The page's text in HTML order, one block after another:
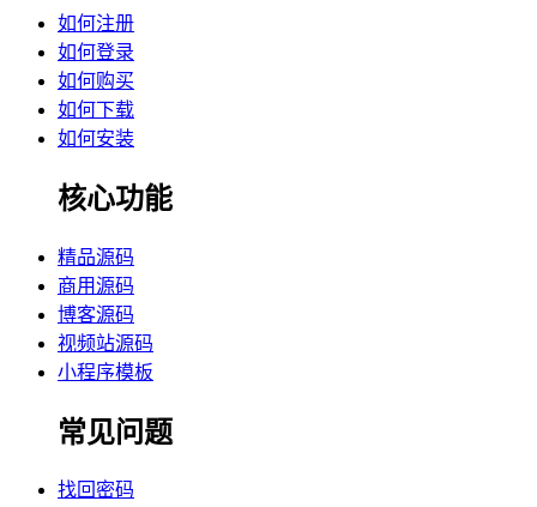
如何注册
如何登录
如何购买
如何下载
如何安装
核心功能
精品源码
商用源码
博客源码
视频站源码
小程序模板
常见问题
找回密码